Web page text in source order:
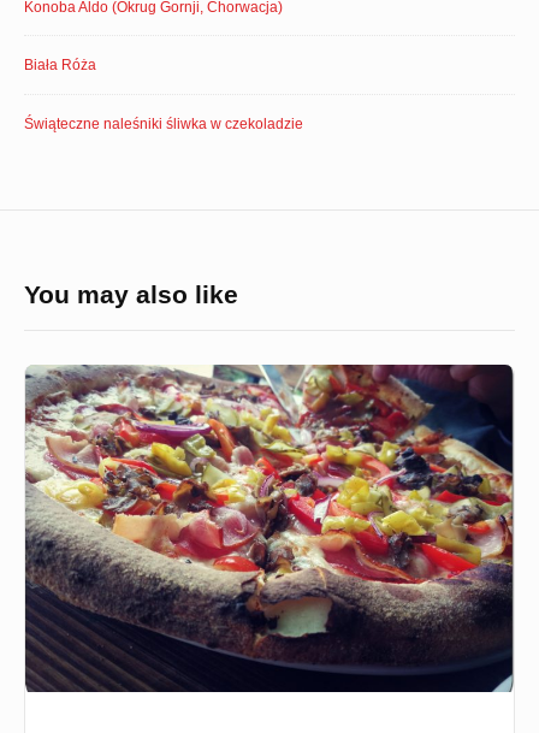
Konoba Aldo (Okrug Gornji, Chorwacja)
Biała Róża
Świąteczne naleśniki śliwka w czekoladzie
You may also like
Restauracja
Lenartówka